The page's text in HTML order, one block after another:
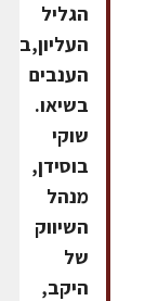
הגליל
העליון,בציר
הענבים
בשיאו.
שוקי
בוסידן,
מנהל
השיווק
של
היקב,